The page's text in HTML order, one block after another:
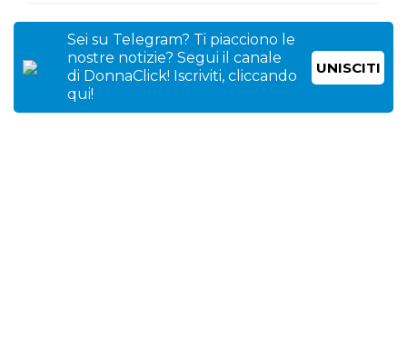
Sei su Telegram? Ti piacciono le
nostre notizie? Segui il canale
di DonnaClick! Iscriviti, cliccando
qui!
UNISCITI